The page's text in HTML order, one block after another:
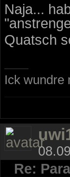
Naja...
Quatsch
Ick wundre
Re: